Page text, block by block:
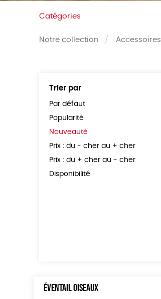
Catégories
Notre collection Accessoires
Trier par
Par défaut
Popularité
Nouveauté
Prix : du - cher au + cher
Prix : du + cher au - cher
Disponibilité
ÉVENTAIL OISEAUX